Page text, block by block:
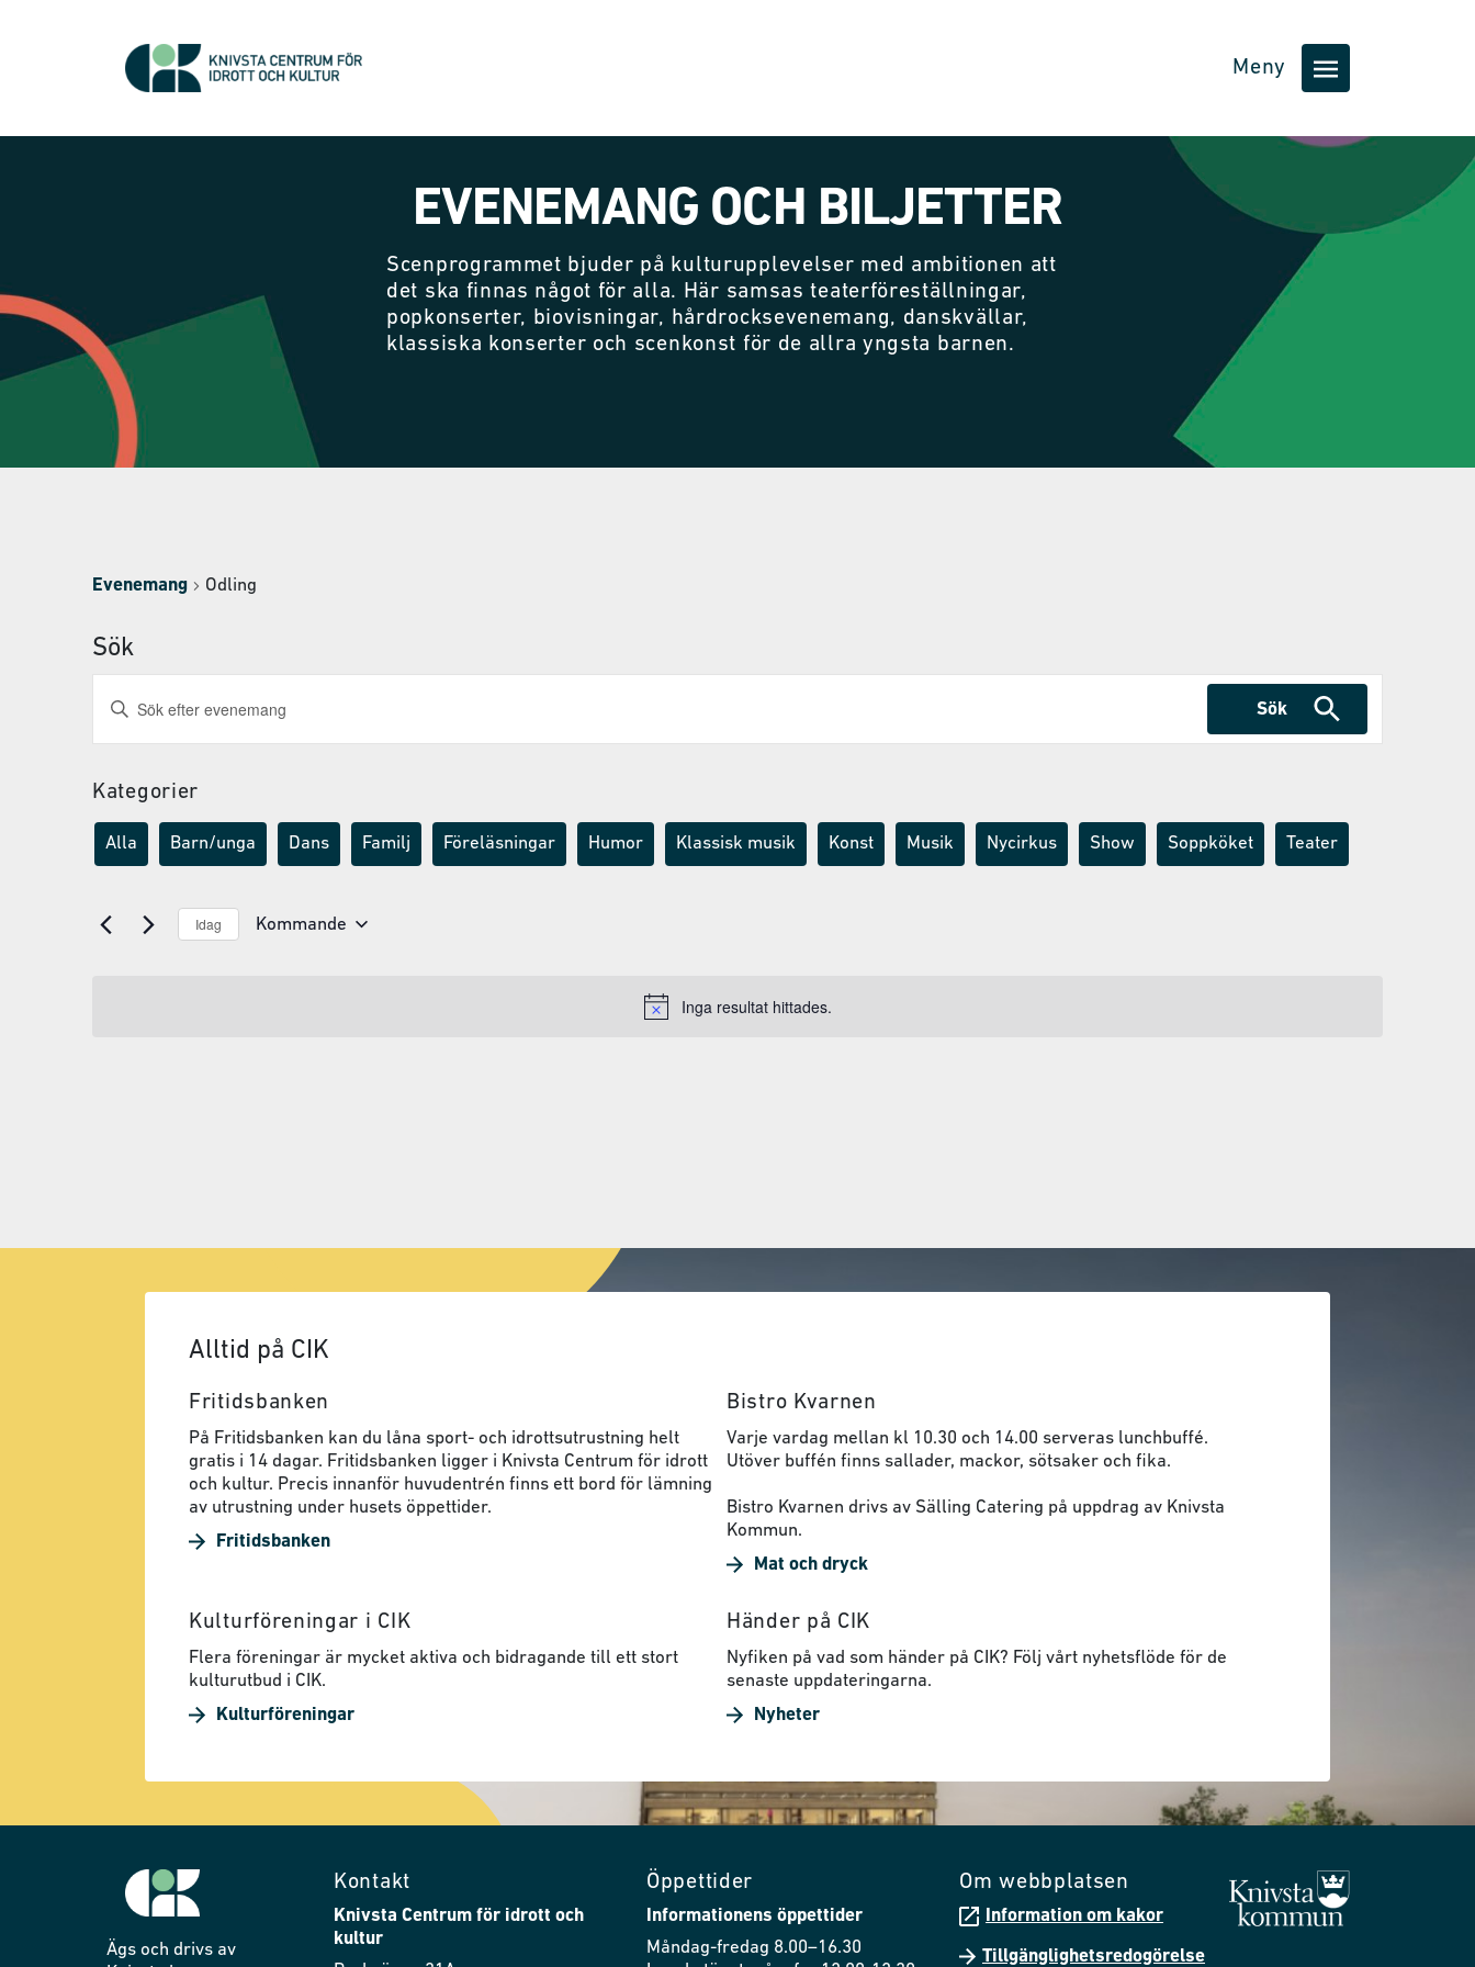
Meny
EVENEMANG OCH BILJETTER
Scenprogrammet bjuder på kulturupplevelser med ambitionen att
det ska finnas något för alla. Här samsas teaterföreställningar,
popkonserter, biovisningar, hårdrocksevenemang, danskvällar,
klassiska konserter och scenkonst för de allra yngsta barnen.
Notice
Inga resultat hittades.
Evenemang Odling
Sök
Evenemang
Views
Navigation
Ange
nyckelord.
Sök
Evenemang
nyckelord.
Sök
Kategorier
Alla Barn/unga Dans Familj Föreläsningar Humor Klassisk musik Konst Musik Nycirkus Show Soppköket Teater
Idag
Kommande
Alltid på CIK
Fritidsbanken
På Fritidsbanken kan du låna sport- och idrottsutrustning helt
gratis i 14 dagar. Fritidsbanken ligger i Knivsta Centrum för idrott
och kultur. Precis innanför huvudentrén finns ett bord för lämning
av utrustning under husets öppettider.
Fritidsbanken
Bistro Kvarnen
Varje vardag mellan kl 10.30 och 14.00 serveras lunchbuffé.
Utöver buffén finns sallader, mackor, sötsaker och fika.
Bistro Kvarnen drivs av Sälling Catering på uppdrag av Knivsta
Kommun.
Mat och dryck
Kulturföreningar i CIK
Flera föreningar är mycket aktiva och bidragande till ett stort
kulturutbud i CIK.
Kulturföreningar
Händer på CIK
Nyfiken på vad som händer på CIK? Följ vårt nyhetsflöde för de
senaste uppdateringarna.
Nyheter
Ägs och drivs av
Kontakt
Knivsta Centrum för idrott och
kultur
Öppettider
Informationens öppettider
Måndag-fredag 8.00–16.30
Om webbplatsen
Information om kakor
Tillgänglighetsredogörelse